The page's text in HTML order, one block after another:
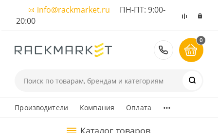
info@rackmarket.ru ПН-ПТ: 9:00-
20:00
8 (495)
0
Производители Компания Оплата ...
Каталог товаров